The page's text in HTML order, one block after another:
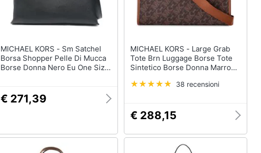
MICHAEL KORS - Sm Satchel
Borsa Shopper Pelle Di Mucca
Borse Donna Nero Eu One Size,
€ 271,39
MICHAEL KORS - Large Grab
Tote Brn Luggage Borse Tote
Sintetico Borse Donna Marrone
38 recensioni
€ 288,15